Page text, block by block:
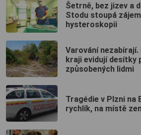
Šetrně, bez jizev a
Stodu stoupá
hysteroskopii
Varování
kraji evidují desítky
způsobených lidmi
Tragédie v Plzni na
rychlík, na místě